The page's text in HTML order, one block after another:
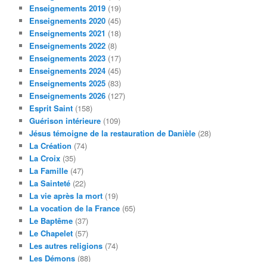
Enseignements 2019 (19)
Enseignements 2020 (45)
Enseignements 2021 (18)
Enseignements 2022 (8)
Enseignements 2023 (17)
Enseignements 2024 (45)
Enseignements 2025 (83)
Enseignements 2026 (127)
Esprit Saint (158)
Guérison intérieure (109)
Jésus témoigne de la restauration de Danièle (28)
La Création (74)
La Croix (35)
La Famille (47)
La Sainteté (22)
La vie après la mort (19)
La vocation de la France (65)
Le Baptême (37)
Le Chapelet (57)
Les autres religions (74)
Les Démons (88)